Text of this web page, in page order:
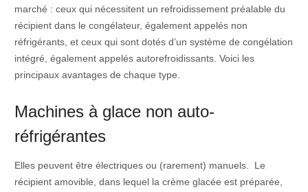
marché : ceux qui nécessitent un refroidissement préalable du
récipient dans le congélateur, également appelés non
réfrigérants, et ceux qui sont dotés d’un système de congélation
intégré, également appelés autorefroidissants. Voici les
principaux avantages de chaque type.
Machines à glace non auto-
réfrigérantes
Elles peuvent être électriques ou (rarement) manuels. Le
récipient amovible, dans lequel la crème glacée est préparée,